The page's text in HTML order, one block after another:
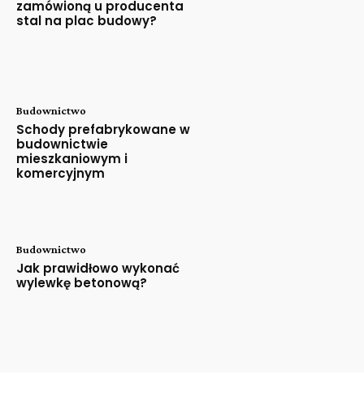
zamówioną u producenta
stal na plac budowy?
Budownictwo
Schody prefabrykowane w
budownictwie
mieszkaniowym i
komercyjnym
Budownictwo
Jak prawidłowo wykonać
wylewkę betonową?